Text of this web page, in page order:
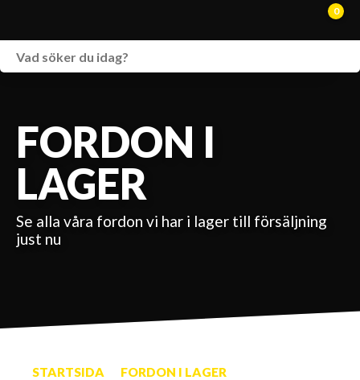
0
VÅRA BRANDS
FORDON I
LAGER
Se alla våra fordon vi har i lager till försäljning
just nu
STARTSIDA FORDON I LAGER